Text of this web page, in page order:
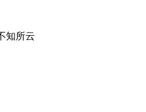
知所云